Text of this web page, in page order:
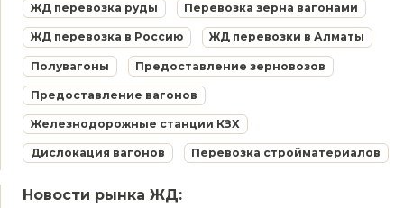
ЖД перевозка руды Перевозка зерна вагонами
ЖД перевозка в Россию ЖД перевозки в Алматы
Полувагоны Предоставление зерновозов
Предоставление вагонов
Железнодорожные станции КЗХ
Дислокация вагонов Перевозка стройматериалов
Новости рынка ЖД: